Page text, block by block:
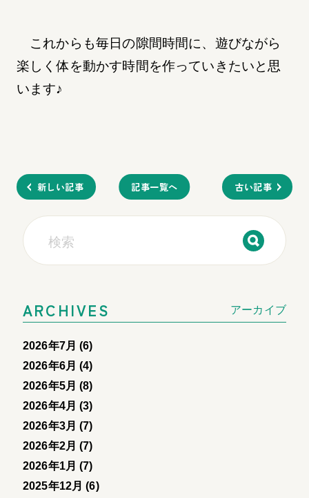
これからも毎日の隙間時間に、遊びながら
楽しく体を動かす時間を作っていきたいと思
います♪
新しい記事 記事一覧へ 古い記事
ARCHIVES アーカイブ
2026年7月 (6)
2026年6月 (4)
2026年5月 (8)
2026年4月 (3)
2026年3月 (7)
2026年2月 (7)
2026年1月 (7)
2025年12月 (6)